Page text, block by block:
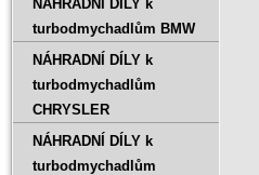
NÁHRADNÍ DÍLY k
turbodmychadlům BMW
NÁHRADNÍ DÍLY k
turbodmychadlům
CHRYSLER
NÁHRADNÍ DÍLY k
turbodmychadlům